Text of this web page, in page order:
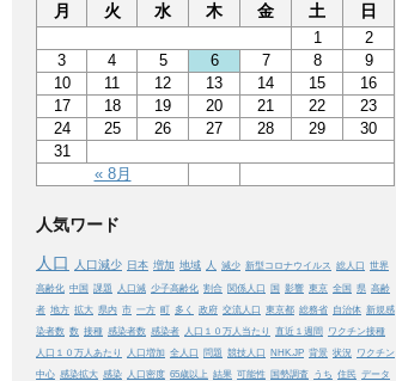
月
火 水 木 金 土 日
« 8月
1
2
3
4 5 6 7 8
9
10
11 12 13 14 15
16
17
18 19 20 21 22
23
24
25 26 27 28 29
30
31
人気ワード
人口
人口減少 日本 増加 地域 人 減少 新型コロナウイルス 総人口 世界
高齢化 中国 課題 人口減 少子高齢化 割合 関係人口 国 影響 東京 全国 県 高齢
者 地方 拡大 県内 市 一方 町 多く 政府 交流人口 東京都 総務省 自治体 新規感
染者数 数 接種 感染者数 感染者 人口１０万人当たり 直近１週間
ワクチン接種
人口１０万人あたり
人口増加 全人口 問題 競技人口 NHK.JP 背景 状況 ワクチン
中心 感染拡大 感染 人口密度 65歳以上 結果 可能性 国勢調査 うち 住民 データ